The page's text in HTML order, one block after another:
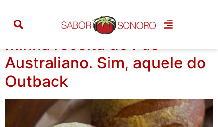
Categoria:outback
Minha receita do Pão
Australiano. Sim, aquele do
Outback